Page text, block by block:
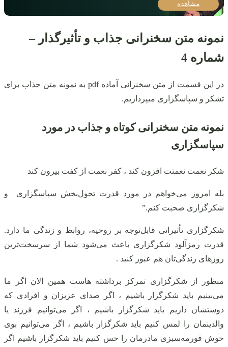
مشاهده
نمونه متن سخنرانی جذاب و تأثیرگذار –
شماره 4
در این قسمت از متن سخنرانی آماده pdf به نمونه متن جذاب برای
تشکر و سپاسگزاری میپردازیم.
نمونه متن سخنرانی کوتاه و جذاب در مورد
سپاسگزاری
شکر نعمت نعمتت افزون کند ، کفر نعمت از کفت بیرون کند
بله امروز می‌خواهم در مورد قدرت تحول‌بخش سپاسگزاری و
شکرگزاری صحبت کنم.”
شکرگزاری تأثیراتی قابل‌توجه بر روحیه، روابط و زندگی ما دارد.
قدرت رمزآلود شکرگزاری باعث می‌شود شما از سرسخت‌ترین
روزهای زندگی‌تان هم عبور کنید .
منظور از شکرگزاری تمرکز برداشته هاست همین الان اگر ما
می‌بینیم باید شکرگزار باشیم ، اگر صدای عزیزان و افرادی که
دوستشان داریم باید شکرگزار باشیم ، اگر می‌توانیم فرزند یا
والدینمان را لمس کنیم باید شکرگزار باشیم ، اگر می‌توانیم بوی
خوش قورمه‌سبزی مادرمان را حس کنیم باید شکرگزار باشیم اگر